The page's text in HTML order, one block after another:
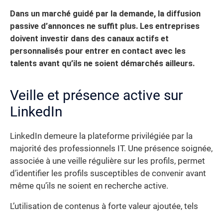
Dans un marché guidé par la demande, la diffusion
passive d’annonces ne suffit plus. Les entreprises
doivent investir dans des canaux actifs et
personnalisés pour entrer en contact avec les
talents avant qu’ils ne soient démarchés ailleurs.
Veille et présence active sur
LinkedIn
LinkedIn demeure la plateforme privilégiée par la
majorité des professionnels IT. Une présence soignée,
associée à une veille régulière sur les profils, permet
d’identifier les profils susceptibles de convenir avant
même qu’ils ne soient en recherche active.
L’utilisation de contenus à forte valeur ajoutée, tels